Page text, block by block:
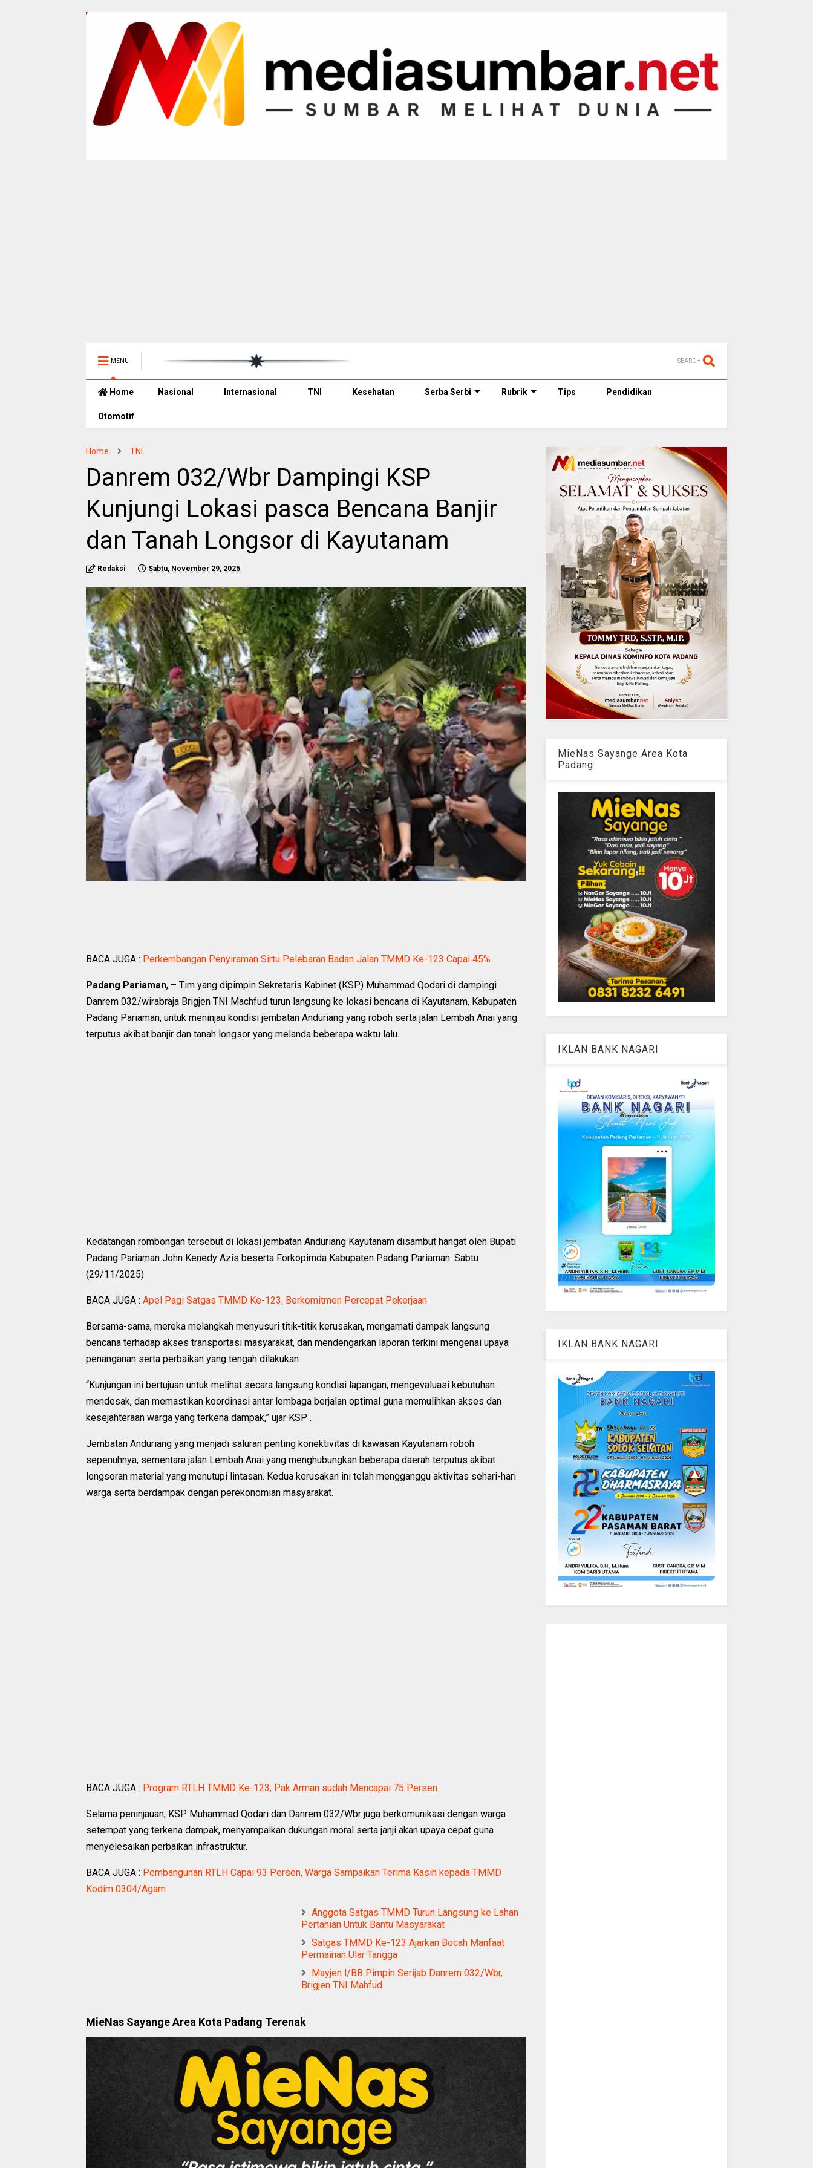
MENU SEARCH
Home Nasional Internasional TNI Kesehatan Serba Serbi Rubrik Tips Pendidikan
Otomotif
Home TNI
Danrem 032/Wbr Dampingi KSP
Kunjungi Lokasi pasca Bencana Banjir
dan Tanah Longsor di Kayutanam
Redaksi Sabtu, November 29, 2025
BACA JUGA : Perkembangan Penyiraman Sirtu Pelebaran Badan Jalan TMMD Ke-123 Capai 45%
Padang Pariaman, – Tim yang dipimpin Sekretaris Kabinet (KSP) Muhammad Qodari di dampingi
Danrem 032/wirabraja Brigjen TNI Machfud turun langsung ke lokasi bencana di Kayutanam, Kabupaten
Padang Pariaman, untuk meninjau kondisi jembatan Anduriang yang roboh serta jalan Lembah Anai yang
terputus akibat banjir dan tanah longsor yang melanda beberapa waktu lalu.
Kedatangan rombongan tersebut di lokasi jembatan Anduriang Kayutanam disambut hangat oleh Bupati
Padang Pariaman John Kenedy Azis beserta Forkopimda Kabupaten Padang Pariaman. Sabtu
(29/11/2025)
BACA JUGA : Apel Pagi Satgas TMMD Ke-123, Berkomitmen Percepat Pekerjaan
Bersama-sama, mereka melangkah menyusuri titik-titik kerusakan, mengamati dampak langsung
bencana terhadap akses transportasi masyarakat, dan mendengarkan laporan terkini mengenai upaya
penanganan serta perbaikan yang tengah dilakukan.
“Kunjungan ini bertujuan untuk melihat secara langsung kondisi lapangan, mengevaluasi kebutuhan
mendesak, dan memastikan koordinasi antar lembaga berjalan optimal guna memulihkan akses dan
kesejahteraan warga yang terkena dampak,” ujar KSP .
Jembatan Anduriang yang menjadi saluran penting konektivitas di kawasan Kayutanam roboh
sepenuhnya, sementara jalan Lembah Anai yang menghubungkan beberapa daerah terputus akibat
longsoran material yang menutupi lintasan. Kedua kerusakan ini telah mengganggu aktivitas sehari-hari
warga serta berdampak dengan perekonomian masyarakat.
BACA JUGA : Program RTLH TMMD Ke-123, Pak Arman sudah Mencapai 75 Persen
Selama peninjauan, KSP Muhammad Qodari dan Danrem 032/Wbr juga berkomunikasi dengan warga
setempat yang terkena dampak, menyampaikan dukungan moral serta janji akan upaya cepat guna
menyelesaikan perbaikan infrastruktur.
BACA JUGA : Pembangunan RTLH Capai 93 Persen, Warga Sampaikan Terima Kasih kepada TMMD
Kodim 0304/Agam
Anggota Satgas TMMD Turun Langsung ke Lahan
Pertanian Untuk Bantu Masyarakat
Satgas TMMD Ke-123 Ajarkan Bocah Manfaat
Permainan Ular Tangga
Mayjen l/BB Pimpin Serijab Danrem 032/Wbr,
Brigjen TNI Mahfud
MieNas Sayange Area Kota Padang Terenak
MieNas Sayange Area Kota
Padang
IKLAN BANK NAGARI
IKLAN BANK NAGARI